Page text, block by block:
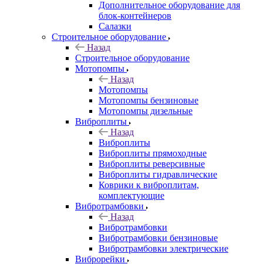
Дополнительное оборудование для
блок-контейнеров
Салазки
Строительное оборудование
Назад
Строительное оборудование
Мотопомпы
Назад
Мотопомпы
Мотопомпы бензиновые
Мотопомпы дизельные
Виброплиты
Назад
Виброплиты
Виброплиты прямоходные
Виброплиты реверсивные
Виброплиты гидравлические
Коврики к виброплитам,
комплектующие
Вибротрамбовки
Назад
Вибротрамбовки
Вибротрамбовки бензиновые
Вибротрамбовки электрические
Виброрейки